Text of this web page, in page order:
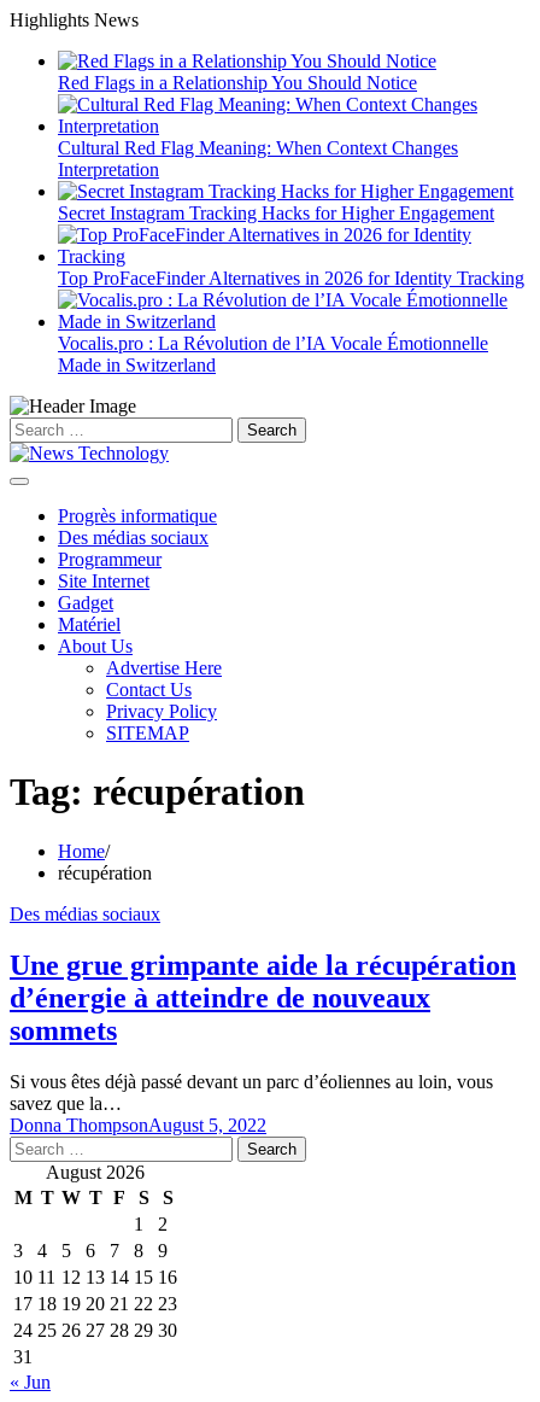
Skip
content
Highlights News
Red Flags in a Relationship You Should Notice
Cultural Red Flag Meaning: When Context Changes
Interpretation
Secret Instagram Tracking Hacks for Higher Engagement
Top ProFaceFinder Alternatives in 2026 for Identity Tracking
Vocalis.pro : La Révolution de l’IA Vocale Émotionnelle
Made in Switzerland
Search
for:
Progrès informatique
Des médias sociaux
Programmeur
Site Internet
Gadget
Matériel
About Us
Advertise Here
Contact Us
Privacy Policy
SITEMAP
Tag: récupération
Home
récupération
Des médias sociaux
Une grue grimpante aide la récupération
d’énergie à atteindre de nouveaux
sommets
Si vous êtes déjà passé devant un parc d’éoliennes au loin, vous
savez que la…
Donna ThompsonAugust 5, 2022
Search
for: August 2026
M T W T F S
S
1
2
3
4 5 6 7 8
9
10 11 12 13 14 15 16
17 18 19 20 21 22 23
24 25 26 27 28 29 30
31
« Jun